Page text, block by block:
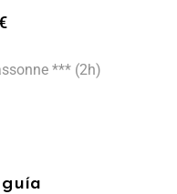
*** (2h)
guía